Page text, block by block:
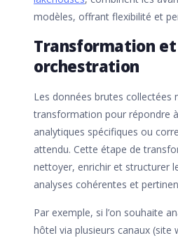
modèles, offrant flexibilité et
Transformation et
orchestration
Les données brutes collectées
transformation pour répondre
analytiques spécifiques ou
attendu. Cette étape de
nettoyer, enrichir et structurer
analyses cohérentes et
Par exemple, si l’on souhaite
hôtel via plusieurs canaux (site